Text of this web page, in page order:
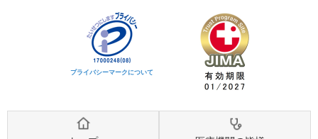
プライバシーマークについて